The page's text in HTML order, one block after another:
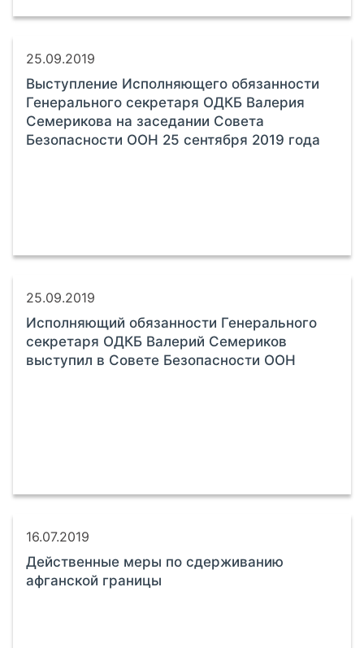
25.09.2019
Выступление Исполняющего обязанности
Генерального секретаря ОДКБ Валерия
Семерикова на заседании Совета
Безопасности ООН 25 сентября 2019 года
25.09.2019
Исполняющий обязанности Генерального
секретаря ОДКБ Валерий Семериков
выступил в Совете Безопасности ООН
16.07.2019
Действенные меры по сдерживанию
афганской границы